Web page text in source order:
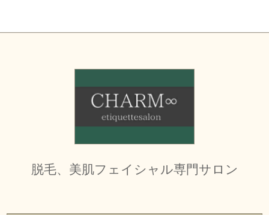
脱毛、美肌フェイシャル専門サロン